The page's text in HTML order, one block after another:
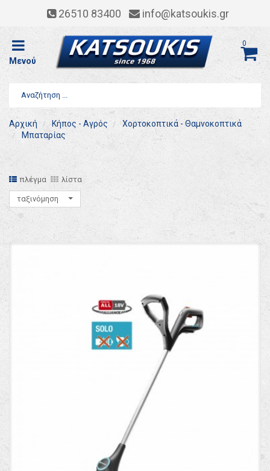
26510 83400 info@katsoukis.gr
Μενού
0
Αρχική Κήπος - Αγρός
Χορτοκοπτικά - Θαμνοκοπτικά
Μπαταρίας
πλέγμα λίστα
ταξινόμηση